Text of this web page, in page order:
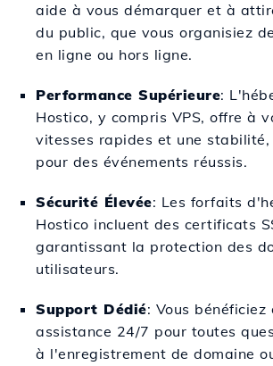
aide à vous démarquer et à
du public, que vous organisiez
en ligne ou hors ligne.
Performance Supérieure:
Hostico, y compris VPS, offre à
vitesses rapides et une stabilité,
pour des événements réussis.
Sécurité Élevée: Les forfaits
Hostico incluent des certificats
garantissant la protection des
utilisateurs.
Support Dédié: Vous bénéficiez
assistance 24/7 pour toutes
à l'enregistrement de domaine